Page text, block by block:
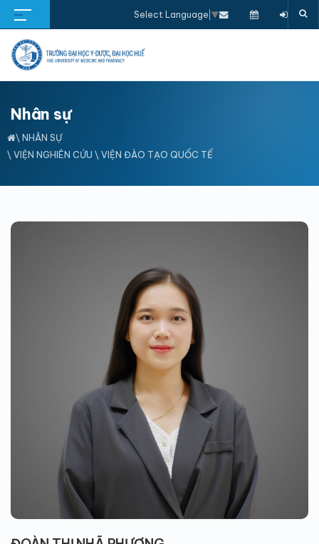
Select Language ▼
Nhân sự
\ NHÂN SỰ
\ VIỆN NGHIÊN CỨU \ VIỆN ĐÀO TẠO QUỐC TẾ